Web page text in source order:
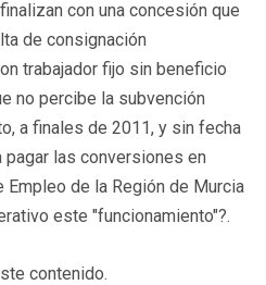
con una concesión que
de consignación
trabajador fijo sin beneficio
no percibe la subvención
a finales de 2011, y sin fecha
pagar las conversiones en
de la Región de Murcia
este "funcionamiento"?.
contenido.